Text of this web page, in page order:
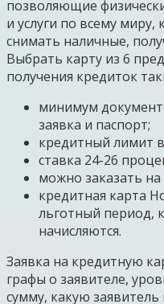
позволяющие
и услуги по всему
снимать наличные,
Выбрать карту из 6
получения кредиток
минимум
заявка и паспорт;
кредитный лимит в
ставка 24-26
можно заказать
кредитная карта
льготный период,
начисляются.
Заявка на кредитную
графы о заявителе,
сумму, какую